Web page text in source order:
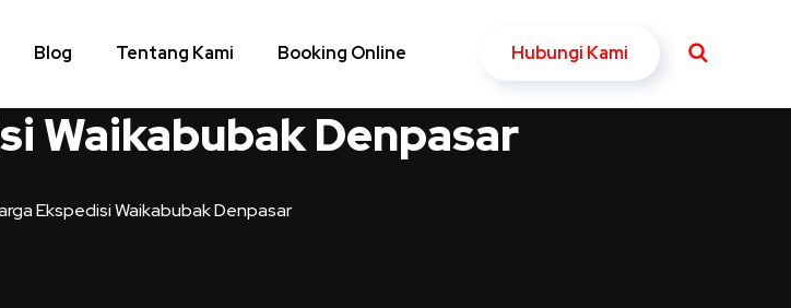
Blog Tentang Kami Booking Online Hubungi Kami
Waikabubak Denpasar
Ekspedisi Waikabubak Denpasar